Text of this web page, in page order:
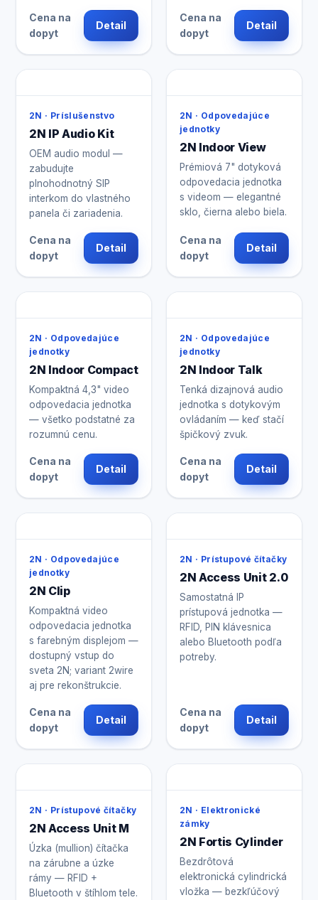
Cena na
dopyt
Detail
Cena na
dopyt
Detail
2N · Príslušenstvo
2N IP Audio Kit
OEM audio modul —
zabudujte
plnohodnotný SIP
interkom do vlastného
panela či zariadenia.
Cena na
dopyt
Detail
2N · Odpovedajúce
jednotky
2N Indoor View
Prémiová 7" dotyková
odpovedacia jednotka
s videom — elegantné
sklo, čierna alebo biela.
Cena na
dopyt
Detail
2N · Odpovedajúce
jednotky
2N Indoor Compact
Kompaktná 4,3" video
odpovedacia jednotka
— všetko podstatné za
rozumnú cenu.
Cena na
dopyt
Detail
2N · Odpovedajúce
jednotky
2N Indoor Talk
Tenká dizajnová audio
jednotka s dotykovým
ovládaním — keď stačí
špičkový zvuk.
Cena na
dopyt
Detail
2N · Odpovedajúce
jednotky
2N Clip
Kompaktná video
odpovedacia jednotka
s farebným displejom —
dostupný vstup do
sveta 2N; variant 2wire
aj pre rekonštrukcie.
Cena na
dopyt
Detail
2N · Prístupové čítačky
2N Access Unit 2.0
Samostatná IP
prístupová jednotka —
RFID, PIN klávesnica
alebo Bluetooth podľa
potreby.
Cena na
dopyt
Detail
2N · Prístupové čítačky
2N Access Unit M
Úzka (mullion) čítačka
na zárubne a úzke
rámy — RFID +
Bluetooth v štíhlom tele.
2N · Elektronické
zámky
2N Fortis Cylinder
Bezdrôtová
elektronická cylindrická
vložka — bezkľúčový